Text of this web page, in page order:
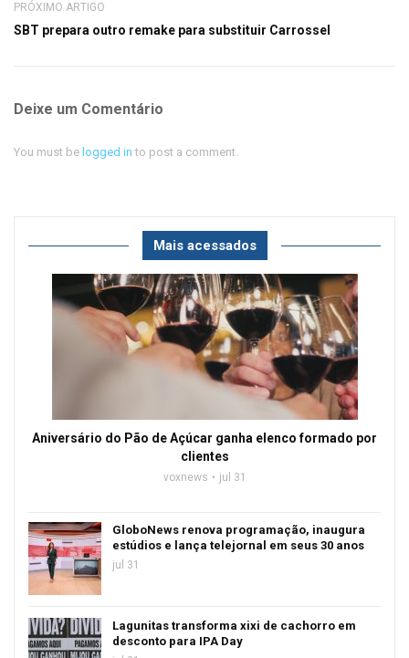
PRÓXIMO ARTIGO
SBT prepara outro remake para substituir Carrossel
Deixe um Comentário
You must be logged in to post a comment.
Mais acessados
Aniversário do Pão de Açúcar ganha elenco formado por
clientes
voxnews jul 31
GloboNews renova programação, inaugura
estúdios e lança telejornal em seus 30 anos
jul 31
Lagunitas transforma xixi de cachorro em
desconto para IPA Day